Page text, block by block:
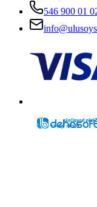
546 900 01